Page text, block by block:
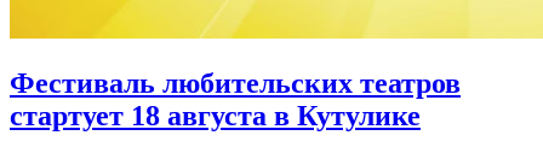
Фестиваль любительских театров
стартует 18 августа в Кутулике